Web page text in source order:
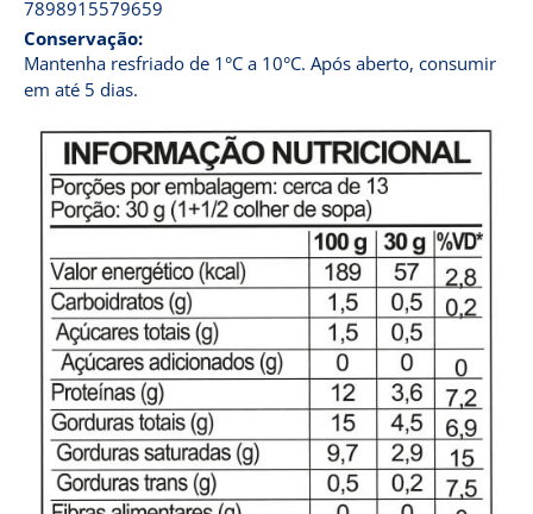
7898915579659
Conservação:
Mantenha resfriado de 1°C a 10°C. Após aberto, consumir
em até 5 dias.